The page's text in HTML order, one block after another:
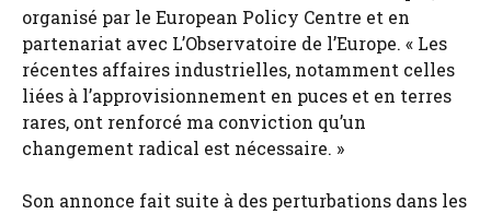
organisé par le European Policy Centre et en
partenariat avec L’Observatoire de l’Europe. « Les
récentes affaires industrielles, notamment celles
liées à l’approvisionnement en puces et en terres
rares, ont renforcé ma conviction qu’un
changement radical est nécessaire. »
Son annonce fait suite à des perturbations dans les